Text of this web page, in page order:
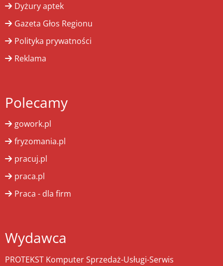
Dyżury aptek
Gazeta Głos Regionu
Polityka prywatności
Reklama
Polecamy
gowork.pl
fryzomania.pl
pracuj.pl
praca.pl
Praca - dla firm
Wydawca
PROTEKST Komputer Sprzedaż-Usługi-Serwis